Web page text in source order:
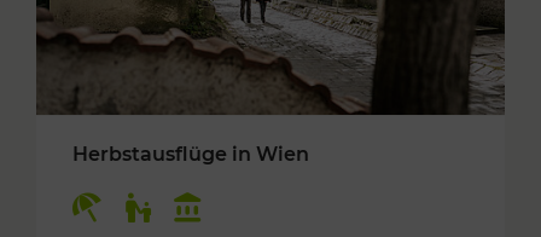
Herbstausflüge in Wien